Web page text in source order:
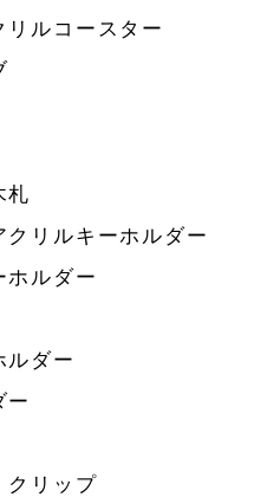
リルコースター
札
リルキーホルダー
ホルダー
ルダー
ー
クリップ